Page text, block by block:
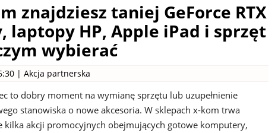
znajdziesz taniej GeForce RTX
laptopy HP, Apple iPad i sprzęt
wybierać
| Akcja partnerska
to dobry moment na wymianę sprzętu lub uzupełnienie
stanowiska o nowe akcesoria. W sklepach x-kom trwa
kilka akcji promocyjnych obejmujących gotowe komputery,